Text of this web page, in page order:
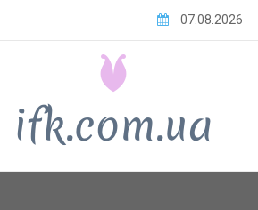
07.08.2026